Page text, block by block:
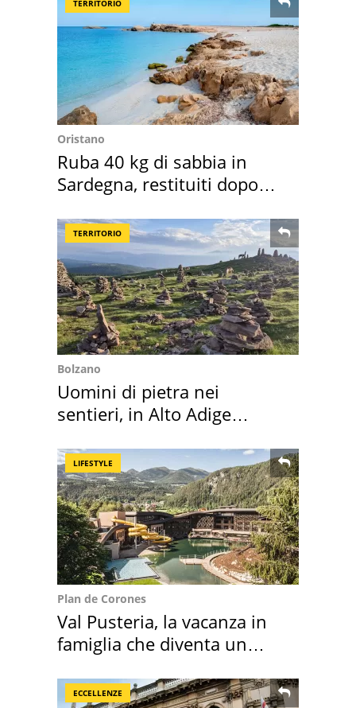
TERRITORIO
Oristano
Ruba 40 kg di sabbia in
Sardegna, restituiti dopo
TERRITORIO
Bolzano
Uomini di pietra nei
sentieri, in Alto Adige
LIFESTYLE
Plan de Corones
Val Pusteria, la vacanza in
famiglia che diventa un
ECCELLENZE